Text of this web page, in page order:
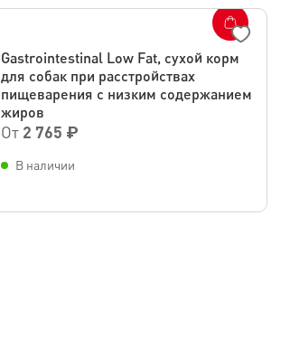
Gastrointestinal Low Fat, сухой корм
для собак при расстройствах
пищеварения с низким содержанием
жиров
От 2 765 ₽
В наличии